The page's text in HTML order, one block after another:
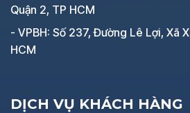
Quận 2, TP HCM
- VPBH: Số 237, Đường Lê Lợi, Xã
HCM
DỊCH VỤ KHÁCH HÀNG